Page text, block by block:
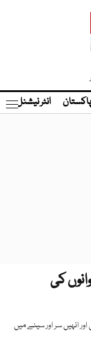
پاکستان انٹر نیشنل
عمارت سے 10 نوجوانوں کی
کے درمیان ہیں اور انہیں سر اور سینے میں